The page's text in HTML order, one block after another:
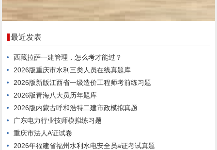
最近发表
西藏拉萨一建管理，怎么考才能过？
2026版重庆市水利三类人员在线真题库
2026版新版江西省一级造价工程师考前练习题
2026版青海八大员历年题库
2026版内蒙古呼和浩特二建市政模拟真题
广东电力行业技师模拟练习题
重庆市法人A证试卷
2026年福建省福州水利水电安全员a证考试真题